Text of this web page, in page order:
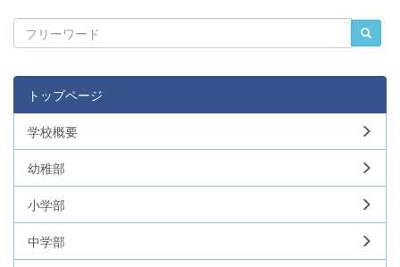
トップページ
学校概要
幼稚部
小学部
中学部